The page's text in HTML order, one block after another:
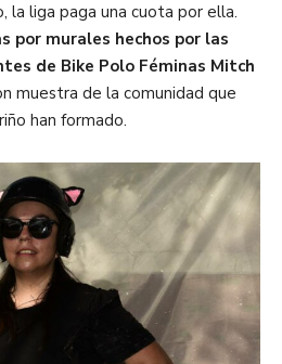
la liga paga una cuota por ella.
por murales hechos por las
de Bike Polo Féminas Mitch
muestra de la comunidad que
han formado.